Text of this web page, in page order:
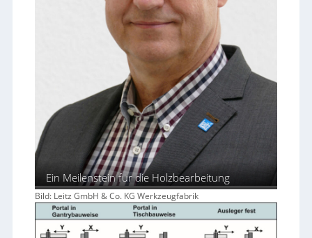
Ein Meilenstein für die Holzbearbeitung
Bild: Leitz GmbH & Co. KG Werkzeugfabrik